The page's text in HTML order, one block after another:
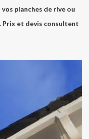
planches de rive ou
Prix et devis consultent